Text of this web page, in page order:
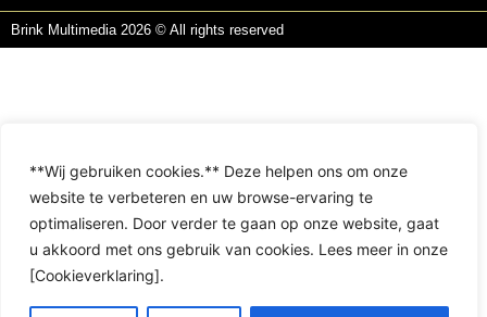
**Wij gebruiken cookies.** Deze helpen ons om onze
website te verbeteren en uw browse-ervaring te
optimaliseren. Door verder te gaan op onze website, gaat
u akkoord met ons gebruik van cookies. Lees meer in onze
[Cookieverklaring].
Brink Multimedia 2026 © All rights reserved